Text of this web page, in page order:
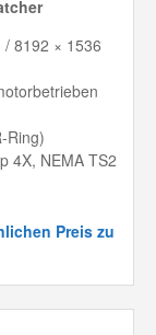
8192 × 1536
Ring)
4X, NEMA TS2
Preis zu